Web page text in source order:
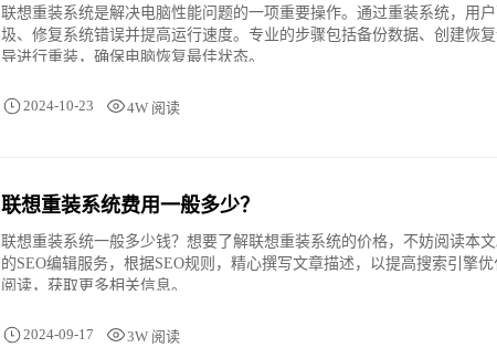
联想重装系统是解决电脑性能问题的一项重要操作。通过重装系统，用
圾、修复系统错误并提高运行速度。专业的步骤包括备份数据、创建恢复
导进行重装，确保电脑恢复最佳状态。
2024-10-23 4W 阅读
联想重装系统费用一般多少？
联想重装系统一般多少钱？想要了解联想重装系统的价格，不妨阅读本
的SEO编辑服务，根据SEO规则，精心撰写文章描述，以提高搜索引擎
阅读，获取更多相关信息。
2024-09-17 3W 阅读